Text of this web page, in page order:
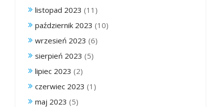
listopad 2023 (11)
październik 2023 (10)
wrzesień 2023 (6)
sierpień 2023 (5)
lipiec 2023 (2)
czerwiec 2023 (1)
maj 2023 (5)